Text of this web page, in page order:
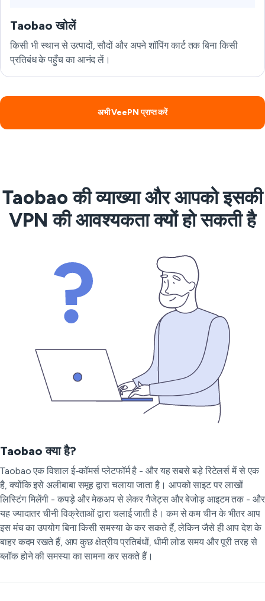
Taobao खोलें
किसी भी स्थान से उत्पादों, सौदों और अपने शॉपिंग कार्ट तक बिना किसी
प्रतिबंध के पहुँच का आनंद लें।
अभी VeePN प्राप्त करें
Taobao की व्याख्या और आपको इसकी
VPN की आवश्यकता क्यों हो सकती है
Taobao क्या है?
Taobao एक विशाल ई-कॉमर्स प्लेटफॉर्म है - और यह सबसे बड़े रिटेलर्स में से एक
है, क्योंकि इसे अलीबाबा समूह द्वारा चलाया जाता है। आपको साइट पर लाखों
लिस्टिंग मिलेंगी - कपड़े और मेकअप से लेकर गैजेट्स और बेजोड़ आइटम तक - और
यह ज्यादातर चीनी विक्रेताओं द्वारा चलाई जाती है। कम से कम चीन के भीतर आप
इस मंच का उपयोग बिना किसी समस्या के कर सकते हैं, लेकिन जैसे ही आप देश के
बाहर कदम रखते हैं, आप कुछ क्षेत्रीय प्रतिबंधों, धीमी लोड समय और पूरी तरह से
ब्लॉक होने की समस्या का सामना कर सकते हैं।